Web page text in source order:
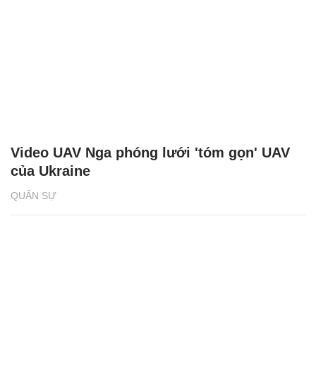
QUÂN SỰ
Video UAV Nga phóng lưới 'tóm gọn' UAV
của Ukraine